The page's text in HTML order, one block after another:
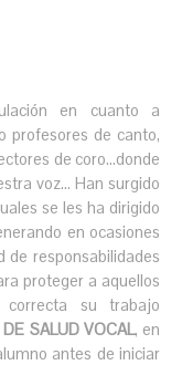
en cuanto a
profesores de canto,
de coro…donde
voz… Han surgido
se les ha dirigido
en ocasiones
de responsabilidades
proteger a aquellos
correcta su trabajo
SALUD VOCAL, en
antes de iniciar